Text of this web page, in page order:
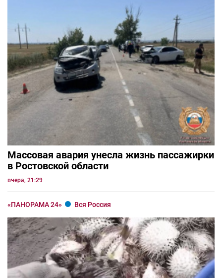
Массовая авария унесла жизнь пассажирки
в Ростовской области
вчера, 21:29
«ПАНОРАМА 24» Вся Россия